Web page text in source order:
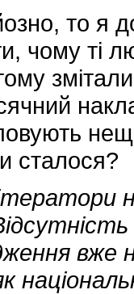
то я
чому ті
сталося?
вже